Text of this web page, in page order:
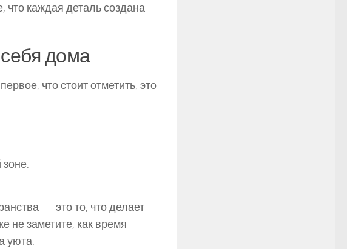
что каждая деталь создана
дома
что стоит отметить, это
— это то, что делает
не заметите, как время
уюта.